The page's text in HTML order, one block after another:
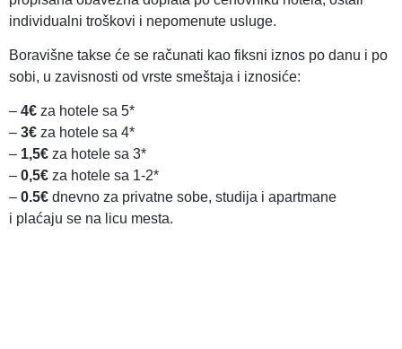
individualni troškovi i nepomenute usluge.
Boravišne takse će se računati kao fiksni iznos po danu i po
sobi, u zavisnosti od vrste smeštaja i iznosiće:
– 4€ za hotele sa 5*
– 3€ za hotele sa 4*
– 1,5€ za hotele sa 3*
– 0,5€ za hotele sa 1-2*
– 0.5€ dnevno za privatne sobe, studija i apartmane
i plaćaju se na licu mesta.